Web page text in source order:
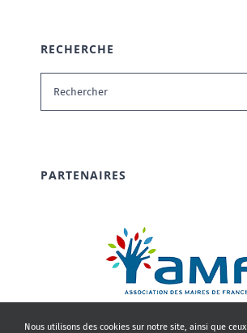
RECHERCHE
Rechercher:
PARTENAIRES
Nous utilisons des cookies sur notre site, ainsi que ceux